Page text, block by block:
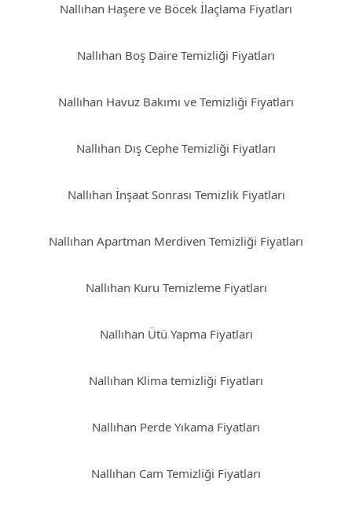
Nallıhan Haşere ve Böcek İlaçlama Fiyatları
Nallıhan Boş Daire Temizliği Fiyatları
Nallıhan Havuz Bakımı ve Temizliği Fiyatları
Nallıhan Dış Cephe Temizliği Fiyatları
Nallıhan İnşaat Sonrası Temizlik Fiyatları
Nallıhan Apartman Merdiven Temizliği Fiyatları
Nallıhan Kuru Temizleme Fiyatları
Nallıhan Ütü Yapma Fiyatları
Nallıhan Klima temizliği Fiyatları
Nallıhan Perde Yıkama Fiyatları
Nallıhan Cam Temizliği Fiyatları